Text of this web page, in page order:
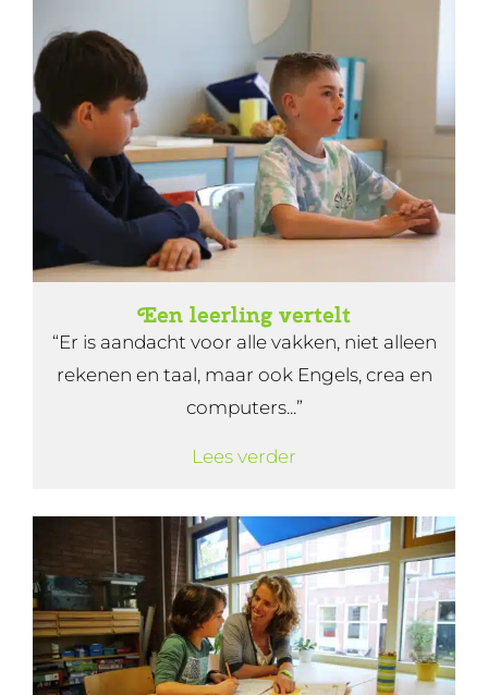
Een leerling vertelt
“Er is aandacht voor alle vakken, niet alleen
rekenen en taal, maar ook Engels, crea en
computers...”
Lees verder